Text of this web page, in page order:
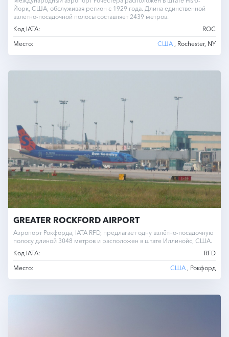
Йорк, США, обслуживая регион с 1929 года. Длина единственной
взлетно-посадочной полосы составляет 2439 метров.
Код IATA:
ROC
Место:
США , Rochester, NY
GREATER ROCKFORD AIRPORT
Аэропорт Рокфорда, IATA RFD, предлагает одну взлётно-посадочную
полосу длиной 3048 метров и расположен в штате Иллинойс, США.
Код IATA:
RFD
Место:
США , Рокфорд